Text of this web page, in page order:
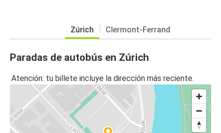
Zúrich Clermont-Ferrand
Paradas de autobús en Zúrich
Atención: tu billete incluye la dirección más reciente.